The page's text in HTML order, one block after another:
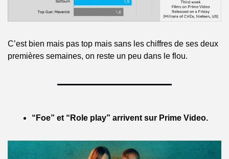
C’est bien mais pas top mais sans les chiffres de ses deux
premières semaines, on reste un peu dans le flou.
“Foe” et “Role play” arrivent sur Prime Video.